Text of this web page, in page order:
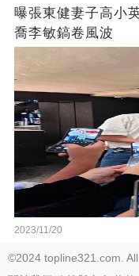
曝張東健妻子高小
喬李敏鎬卷風波
2023/11/20
©2024 topline321.com.